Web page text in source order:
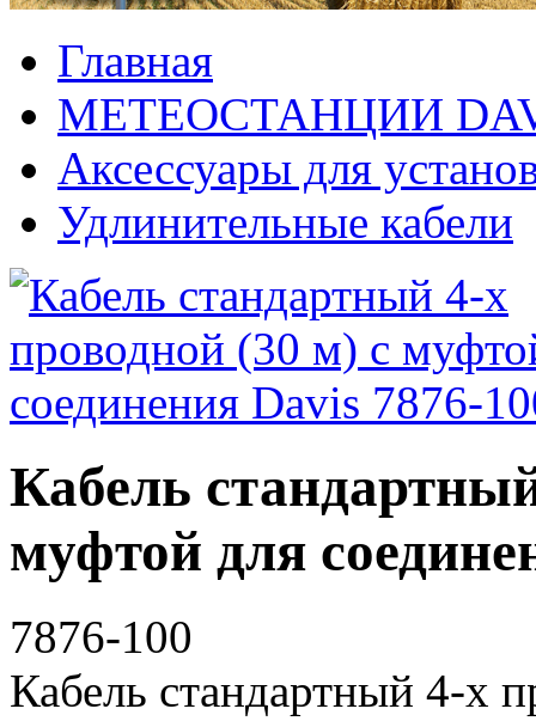
Главная
МЕТЕОСТАНЦИИ
Аксессуары для
Удлинительные кабели
Кабель
муфтой для
7876-100
Кабель стандартный 4-х